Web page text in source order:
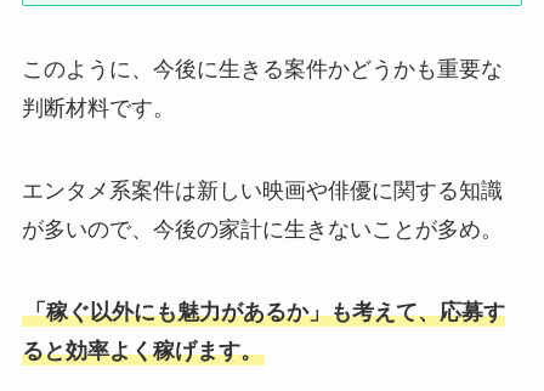
このように、今後に生きる案件かどうかも重要な
判断材料です。
エンタメ系案件は新しい映画や俳優に関する知識
が多いので、今後の家計に生きないことが多め。
「稼ぐ以外にも魅力があるか」も考えて、応募す
ると効率よく稼げます。